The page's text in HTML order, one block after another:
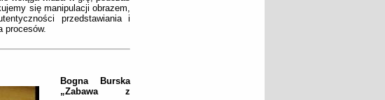
się manipulacji obrazem,
przedstawiania i
procesów.
Bogna Burska
„Zabawa z